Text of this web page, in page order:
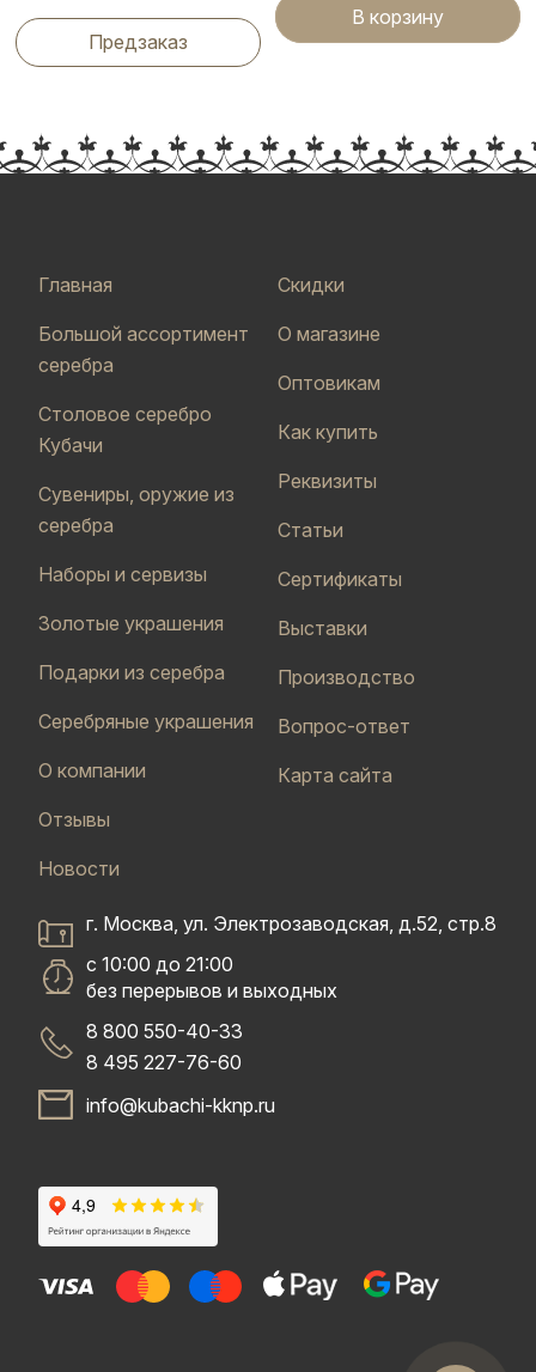
Предзаказ
В корзину
Главная
Большой ассортимент
серебра
Столовое серебро
Кубачи
Сувениры, оружие из
серебра
Наборы и сервизы
Золотые украшения
Подарки из серебра
Серебряные украшения
О компании
Отзывы
Новости
Скидки
О магазине
Оптовикам
Как купить
Реквизиты
Статьи
Сертификаты
Выставки
Производство
Вопрос-ответ
Карта сайта
г. Москва, ул. Электрозаводская, д.52, стр.8
с 10:00 до 21:00
без перерывов и выходных
8 800 550-40-33
8 495 227-76-60
info@kubachi-kknp.ru